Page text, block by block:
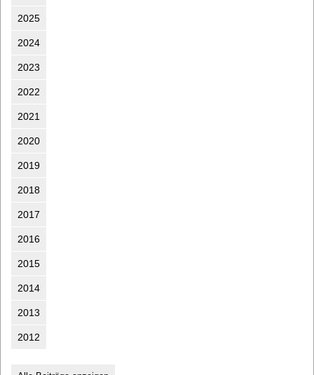
2025
2024
2023
2022
2021
2020
2019
2018
2017
2016
2015
2014
2013
2012